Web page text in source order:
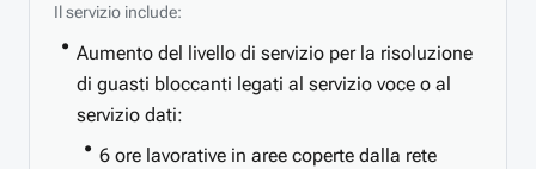
Il servizio include:
Aumento del livello di servizio per la risoluzione
di guasti bloccanti legati al servizio voce o al
servizio dati:
6 ore lavorative in aree coperte dalla rete